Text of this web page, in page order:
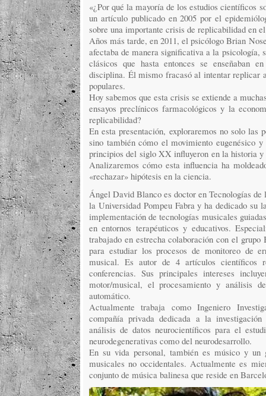
«¿Por qué la mayoría de los estudios científicos
un artículo publicado en 2005 por el
sobre una importante crisis de replicabilidad en
Años más tarde, en 2011, el psicólogo Brian
afectaba de manera significativa a la psicología,
clásicos que hasta entonces se enseñaban
disciplina. Él mismo fracasó al intentar replicar
populares.
Hoy sabemos que esta crisis se extiende a
ensayos preclínicos farmacológicos y la
replicabilidad?
En esta presentación, exploraremos no solo las
sino también cómo el movimiento
principios del siglo XX influyeron en la historia
Analizaremos cómo esta influencia ha
«rechazar» hipótesis en la ciencia.
Ángel David Blanco es doctor en Tecnologías
la Universidad Pompeu Fabra y ha dedicado su
implementación de tecnologías musicales
en entornos terapéuticos y educativos.
trabajado en estrecha colaboración con el
para estudiar los procesos de monitoreo de
musical. Es autor de 4 artículos científicos
conferencias. Sus principales intereses
motor/musical, el procesamiento y análisis
automático.
Actualmente trabaja como Ingeniero
compañía privada dedicada a la
análisis de datos neurocientíficos para el
neurodegenerativas como del neurodesarrollo.
En su vida personal, también es músico y un
musicales no occidentales. Actualmente es
conjunto de música balinesa que reside en